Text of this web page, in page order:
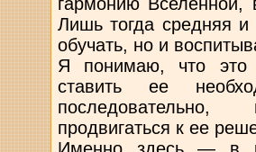
Лишь тогда средняя
обучать, но и
Я понимаю, что это
ставить ее
последовательно,
продвигаться к ее